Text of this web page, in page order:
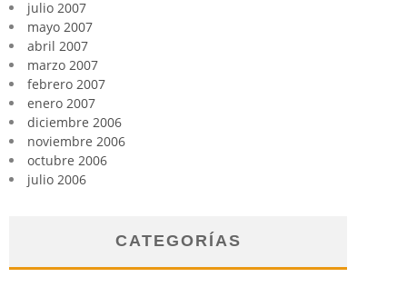
julio 2007
mayo 2007
abril 2007
marzo 2007
febrero 2007
enero 2007
diciembre 2006
noviembre 2006
octubre 2006
julio 2006
CATEGORÍAS